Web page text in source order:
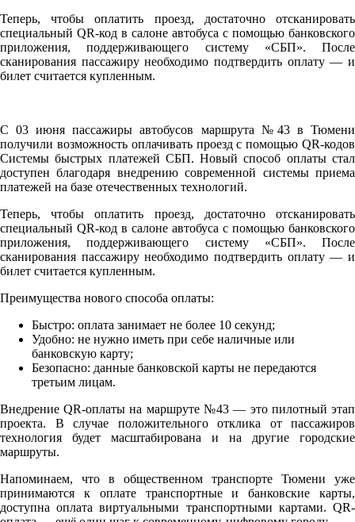
Теперь, чтобы оплатить проезд, достаточно отсканировать
специальный QR-код в салоне автобуса с помощью банковского
приложения, поддерживающего систему «СБП». После
сканирования пассажиру необходимо подтвердить оплату — и
билет считается купленным.
С 03 июня пассажиры автобусов маршрута №43 в Тюмени
получили возможность оплачивать проезд с помощью QR-кодов
Системы быстрых платежей СБП. Новый способ оплаты стал
доступен благодаря внедрению современной системы приема
платежей на базе отечественных технологий.
Теперь, чтобы оплатить проезд, достаточно отсканировать
специальный QR-код в салоне автобуса с помощью банковского
приложения, поддерживающего систему «СБП». После
сканирования пассажиру необходимо подтвердить оплату — и
билет считается купленным.
Преимущества нового способа оплаты:
Быстро: оплата занимает не более 10 секунд;
Удобно: не нужно иметь при себе наличные или
банковскую карту;
Безопасно: данные банковской карты не передаются
третьим лицам.
Внедрение QR-оплаты на маршруте №43 — это пилотный этап
проекта. В случае положительного отклика от пассажиров
технология будет масштабирована и на другие городские
маршруты.
Напоминаем, что в общественном транспорте Тюмени уже
принимаются к оплате транспортные и банковские карты,
доступна оплата виртуальными транспортными картами. QR-